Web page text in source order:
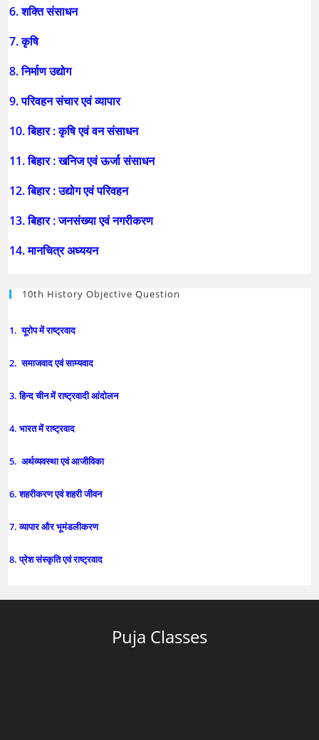
6. शक्ति संसाधन
7. कृषि
8. निर्माण उद्योग
9. परिवहन संचार एवं व्यापार
10. बिहार : कृषि एवं वन संसाधन
11. बिहार : खनिज एवं ऊर्जा संसाधन
12. बिहार : उद्योग एवं परिवहन
13. बिहार : जनसंख्या एवं नगरीकरण
14. मानचित्र अध्ययन
10th History Objective Question
1. यूरोप में राष्ट्रवाद
2. समाजवाद एवं साम्यवाद
3. हिन्द चीन में राष्ट्रवादी आंदोलन
4. भारत में राष्ट्रवाद
5. अर्थव्यवस्था एवं आजीविका
6. शहरीकरण एवं शहरी जीवन
7. व्यापार और भूमंडलीकरण
8. प्रेश संस्कृति एवं राष्ट्रवाद
Puja Classes